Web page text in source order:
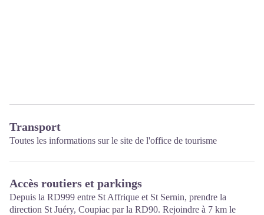
Transport
Toutes les informations sur le site de l'office de tourisme
Accès routiers et parkings
Depuis la RD999 entre St Affrique et St Sernin, prendre la
direction St Juéry, Coupiac par la RD90. Rejoindre à 7 km le